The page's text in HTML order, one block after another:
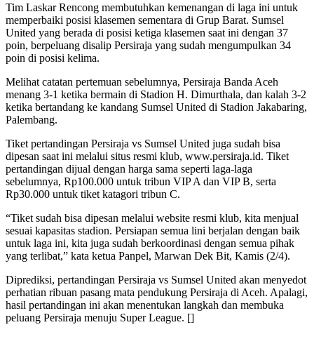
Tim Laskar Rencong membutuhkan kemenangan di laga ini untuk
memperbaiki posisi klasemen sementara di Grup Barat. Sumsel
United yang berada di posisi ketiga klasemen saat ini dengan 37
poin, berpeluang disalip Persiraja yang sudah mengumpulkan 34
poin di posisi kelima.
Melihat catatan pertemuan sebelumnya, Persiraja Banda Aceh
menang 3-1 ketika bermain di Stadion H. Dimurthala, dan kalah 3-2
ketika bertandang ke kandang Sumsel United di Stadion Jakabaring,
Palembang.
Tiket pertandingan Persiraja vs Sumsel United juga sudah bisa
dipesan saat ini melalui situs resmi klub, www.persiraja.id. Tiket
pertandingan dijual dengan harga sama seperti laga-laga
sebelumnya, Rp100.000 untuk tribun VIP A dan VIP B, serta
Rp30.000 untuk tiket katagori tribun C.
“Tiket sudah bisa dipesan melalui website resmi klub, kita menjual
sesuai kapasitas stadion. Persiapan semua lini berjalan dengan baik
untuk laga ini, kita juga sudah berkoordinasi dengan semua pihak
yang terlibat,” kata ketua Panpel, Marwan Dek Bit, Kamis (2/4).
Diprediksi, pertandingan Persiraja vs Sumsel United akan menyedot
perhatian ribuan pasang mata pendukung Persiraja di Aceh. Apalagi,
hasil pertandingan ini akan menentukan langkah dan membuka
peluang Persiraja menuju Super League. []